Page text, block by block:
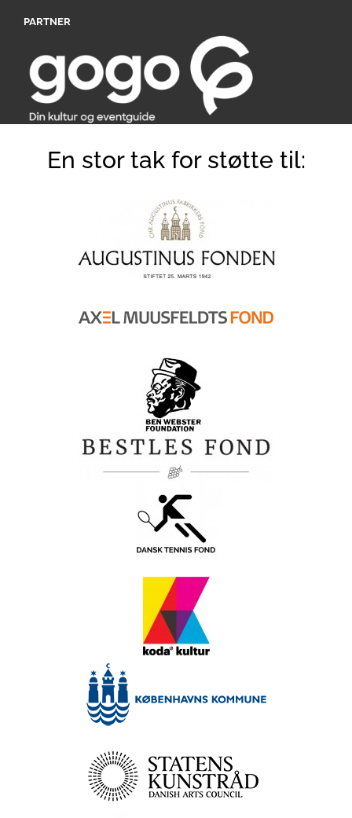
PARTNER
En stor tak for støtte til: